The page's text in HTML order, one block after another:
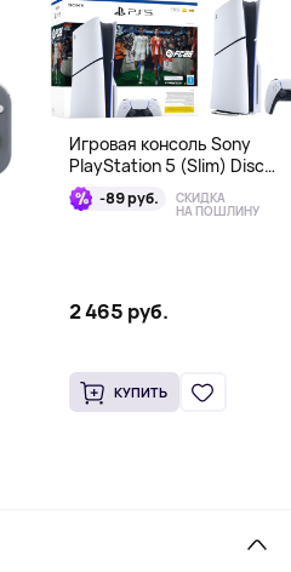
Игровая консоль Sony
PlayStation 5 (Slim) Disc
Edition + EA Sports FC 26
Bundle-89 руб. СКИДКА
НА ПОШЛИНУ
2 465 руб.
КУПИТЬ